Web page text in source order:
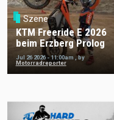
Szene
KTM Freeride E 2026
beim Erzberg Prolog
Jul 26 2026 - 11:00am
by
Motorradreporter